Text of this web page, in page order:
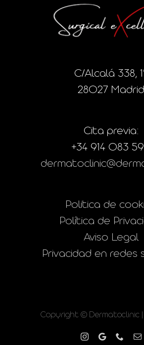
C/Alcalá 338,
28027 Madrid
Cita previa:
+34 914 083
Politica de
Política de
Aviso Legal
Privacidad en redes
Copyright © Dermatoclinic |
Instagram
Google Phone